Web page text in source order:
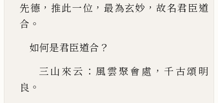
先德 ， 推此一位 ， 最為玄妙 ，故名君臣道
合 。
如何是君臣道合 ？
三山來云 ： 風雲聚會處 ，千古頌明
良 。